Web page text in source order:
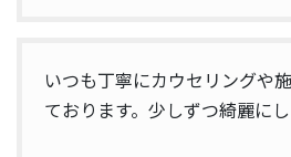
いつも丁寧にカウセリングや
ております。少しずつ綺麗にし